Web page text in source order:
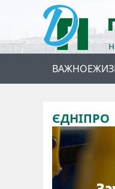
ВАЖНОЕ
ЄДНІПРО